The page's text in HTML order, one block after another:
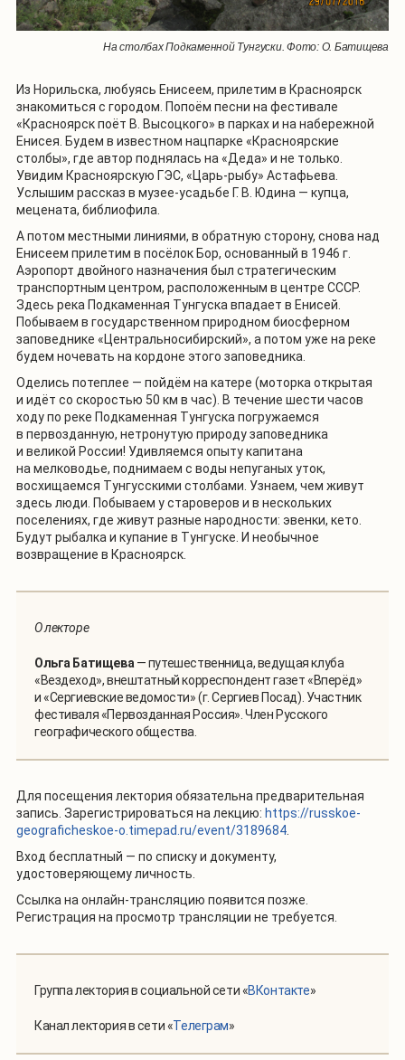
На столбах Подкаменной Тунгуски. Фото: О. Батищева
Из Норильска, любуясь Енисеем, прилетим в Красноярск
знакомиться с городом. Попоём песни на фестивале
«Красноярск поёт В. Высоцкого» в парках и на набережной
Енисея. Будем в известном нацпарке «Красноярские
столбы», где автор поднялась на «Деда» и не только.
Увидим Красноярскую ГЭС, «Царь-рыбу» Астафьева.
Услышим рассказ в музее-усадьбе Г. В. Юдина — купца,
мецената, библиофила.
А потом местными линиями, в обратную сторону, снова над
Енисеем прилетим в посёлок Бор, основанный в 1946 г.
Аэропорт двойного назначения был стратегическим
транспортным центром, расположенным в центре СССР.
Здесь река Подкаменная Тунгуска впадает в Енисей.
Побываем в государственном природном биосферном
заповеднике «Центральносибирский», а потом уже на реке
будем ночевать на кордоне этого заповедника.
Оделись потеплее — пойдём на катере (моторка открытая
и идёт со скоростью 50 км в час). В течение шести часов
ходу по реке Подкаменная Тунгуска погружаемся
в первозданную, нетронутую природу заповедника
и великой России! Удивляемся опыту капитана
на мелководье, поднимаем с воды непуганых уток,
восхищаемся Тунгусскими столбами. Узнаем, чем живут
здесь люди. Побываем у староверов и в нескольких
поселениях, где живут разные народности: эвенки, кето.
Будут рыбалка и купание в Тунгуске. И необычное
возвращение в Красноярск.
О лекторе
Ольга Батищева — путешественница, ведущая клуба
«Вездеход», внештатный корреспондент газет «Вперёд»
и «Сергиевские ведомости» (г. Сергиев Посад). Участник
фестиваля «Первозданная Россия». Член Русского
географического общества.
Для посещения лектория обязательна предварительная
запись. Зарегистрироваться на лекцию: https://russkoe-
geograficheskoe-o.timepad.ru/event/3189684.
Вход бесплатный — по списку и документу,
удостоверяющему личность.
Ссылка на онлайн-трансляцию появится позже.
Регистрация на просмотр трансляции не требуется.
Группа лектория в социальной сети «ВКонтакте»
Канал лектория в сети «Телеграм»